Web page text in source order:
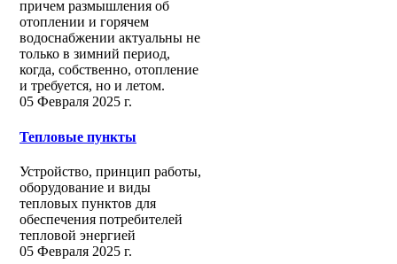
причем размышления об
отоплении и горячем
водоснабжении актуальны не
только в зимний период,
когда, собственно, отопление
и требуется, но и летом.
05 Февраля 2025 г.
Тепловые пункты
Устройство, принцип работы,
оборудование и виды
тепловых пунктов для
обеспечения потребителей
тепловой энергией
05 Февраля 2025 г.